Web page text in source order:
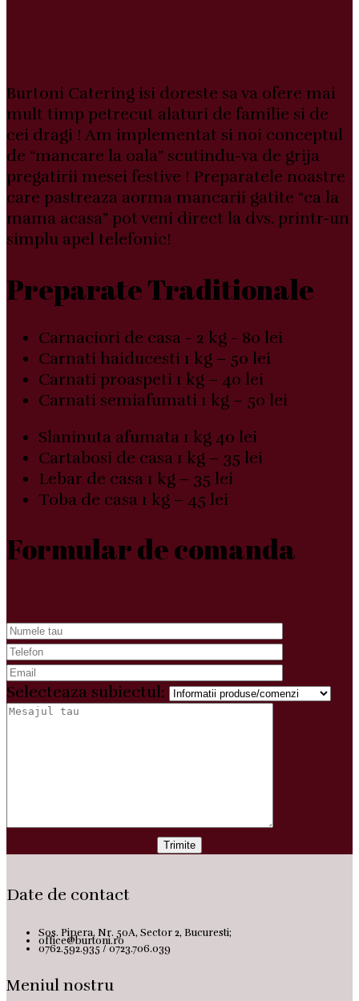
Burtoni Catering isi doreste sa va ofere mai
mult timp petrecut alaturi de familie si de
cei dragi ! Am implementat si noi conceptul
de “mancare la oala” scutindu-va de grija
pregatirii mesei festive ! Preparatele noastre
care pastreaza aorma mancarii gatite “ca la
mama acasa” pot veni direct la dvs. printr-un
simplu apel telefonic!
Preparate Traditionale
Carnaciori de casa − 2 kg − 80 lei
Carnati haiducesti 1 kg – 50 lei
Carnati proaspeti 1 kg – 40 lei
Carnati semiafumati 1 kg – 50 lei
Slaninuta afumata 1 kg 40 lei
Cartabosi de casa 1 kg – 35 lei
Lebar de casa 1 kg – 35 lei
Toba de casa 1 kg – 45 lei
Formular de comanda
Selecteaza subiectul:
Date de contact
Sos. Pipera, Nr. 50A, Sector 2, Bucuresti;
office@burtoni.ro
0762.592.935 / 0723.706.039
Meniul nostru